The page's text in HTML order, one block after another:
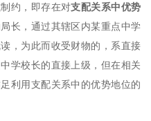
约，即存在对支配关系中优势
长，通过其辖区内某重点中学
，为此而收受财物的，系直接
学校长的直接上级，但在相关
利用支配关系中的优势地位的